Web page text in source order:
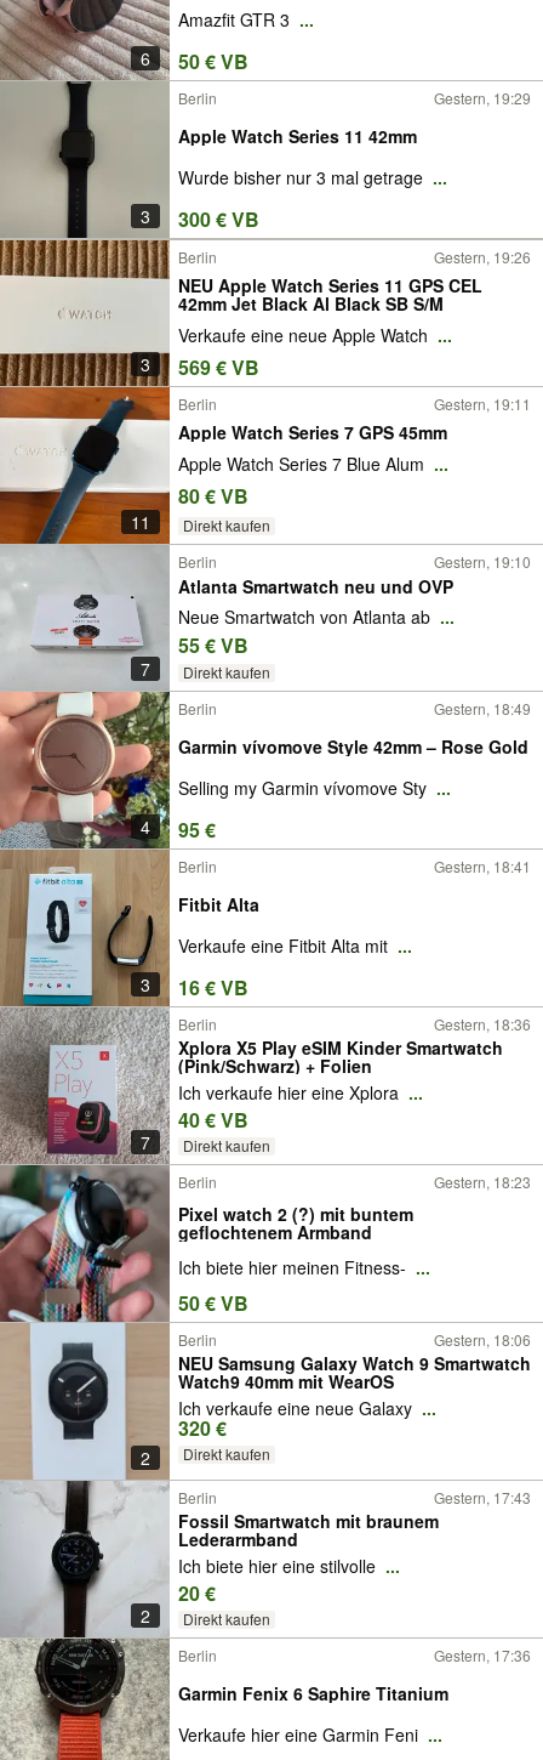
6
Amazfit GTR 3 ...
50 € VB
3
Berlin Gestern, 19:29
Apple Watch Series 11 42mm
Wurde bisher nur 3 mal getrage ...
300 € VB
3
Berlin Gestern, 19:26
NEU Apple Watch Series 11 GPS CEL
42mm Jet Black Al Black SB S/M
Verkaufe eine neue Apple Watch ...
569 € VB
11
Berlin Gestern, 19:11
Apple Watch Series 7 GPS 45mm
Apple Watch Series 7 Blue Alum ...
80 € VB
Direkt kaufen
7
Berlin Gestern, 19:10
Atlanta Smartwatch neu und OVP
Neue Smartwatch von Atlanta ab ...
55 € VB
Direkt kaufen
4
Berlin Gestern, 18:49
Garmin vívomove Style 42mm – Rose Gold
Selling my Garmin vívomove Sty ...
95 €
3
Berlin Gestern, 18:41
Fitbit Alta
Verkaufe eine Fitbit Alta mit ...
16 € VB
7
Berlin Gestern, 18:36
Xplora X5 Play eSIM Kinder Smartwatch
(Pink/Schwarz) + Folien
Ich verkaufe hier eine Xplora ...
40 € VB
Direkt kaufen
Berlin
Gestern, 18:23
Pixel watch 2 (?) mit buntem
geflochtenem Armband
Ich biete hier meinen Fitness- ...
50 € VB
2
Berlin Gestern, 18:06
NEU Samsung Galaxy Watch 9 Smartwatch
Watch9 40mm mit WearOS
Ich verkaufe eine neue Galaxy ...
320 €
Direkt kaufen
2
Berlin Gestern, 17:43
Fossil Smartwatch mit braunem
Lederarmband
Ich biete hier eine stilvolle ...
20 €
Direkt kaufen
Berlin Gestern, 17:36
Garmin Fenix 6 Saphire Titanium
Verkaufe hier eine Garmin Feni ...